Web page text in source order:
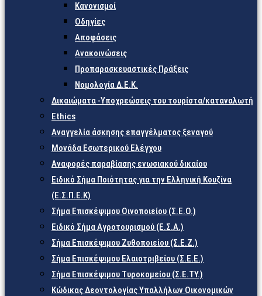
Κανονισμοί
Οδηγίες
Αποφάσεις
Ανακοινώσεις
Προπαρασκευαστικές Πράξεις
Νομολογία Δ.Ε.Κ.
Δικαιώματα -Υποχρεώσεις του τουρίστα/καταναλωτή
Ethics
Αναγγελία άσκησης επαγγέλματος ξεναγού
Μονάδα Εσωτερικού Ελέγχου
Αναφορές παραβίασης ενωσιακού δικαίου
Ειδικό Σήμα Ποιότητας για την Ελληνική Κουζίνα
(Ε.Σ.Π.Ε.Κ)
Σήμα Επισκέψιμου Οινοποιείου (Σ.Ε.Ο.)
Ειδικό Σήμα Αγροτουρισμού (Ε.Σ.Α.)
Σήμα Επισκέψιμου Ζυθοποιείου (Σ.Ε.Ζ.)
Σήμα Επισκέψιμου Ελαιοτριβείου (Σ.Ε.Ε.)
Σήμα Επισκέψιμου Τυροκομείου (Σ.Ε.TY.)
Κώδικας Δεοντολογίας Υπαλλήλων Οικονομικών